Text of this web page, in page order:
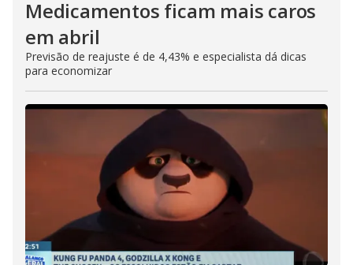
Medicamentos ficam mais caros
em abril
Previsão de reajuste é de 4,43% e especialista dá dicas
para economizar